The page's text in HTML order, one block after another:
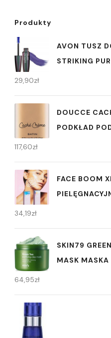
Produkty
AVON TUSZ
STRIKING
29,90zł
DOUCCE
PODKŁAD
117,60zł
FACE BOOM
34,19zł
SKIN79
MASK
64,95zł